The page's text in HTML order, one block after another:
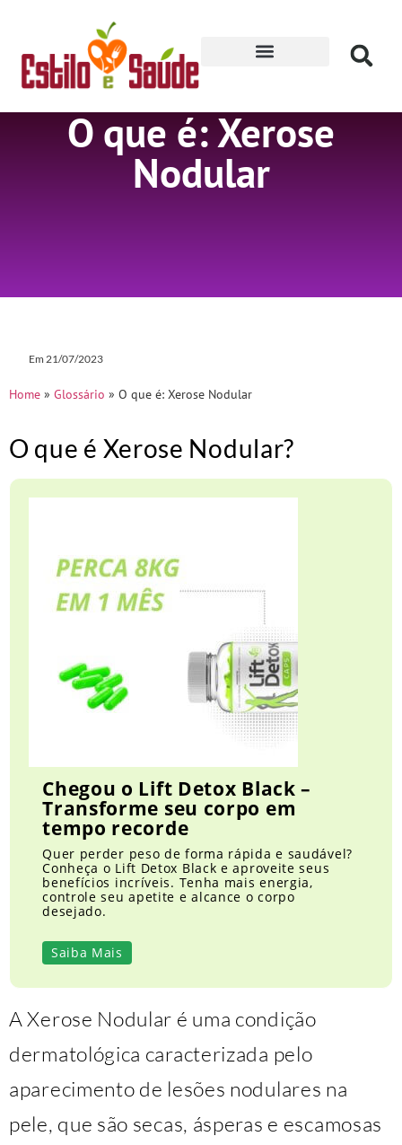
O que é: Xerose
Nodular
Em 21/07/2023
Home » Glossário » O que é: Xerose Nodular
O que é Xerose Nodular?
Chegou o Lift Detox Black –
Transforme seu corpo em
tempo recorde
Quer perder peso de forma rápida e saudável?
Conheça o Lift Detox Black e aproveite seus
benefícios incríveis. Tenha mais energia,
controle seu apetite e alcance o corpo
desejado.
Saiba Mais
A Xerose Nodular é uma condição
dermatológica caracterizada pelo
aparecimento de lesões nodulares na
pele, que são secas, ásperas e escamosas